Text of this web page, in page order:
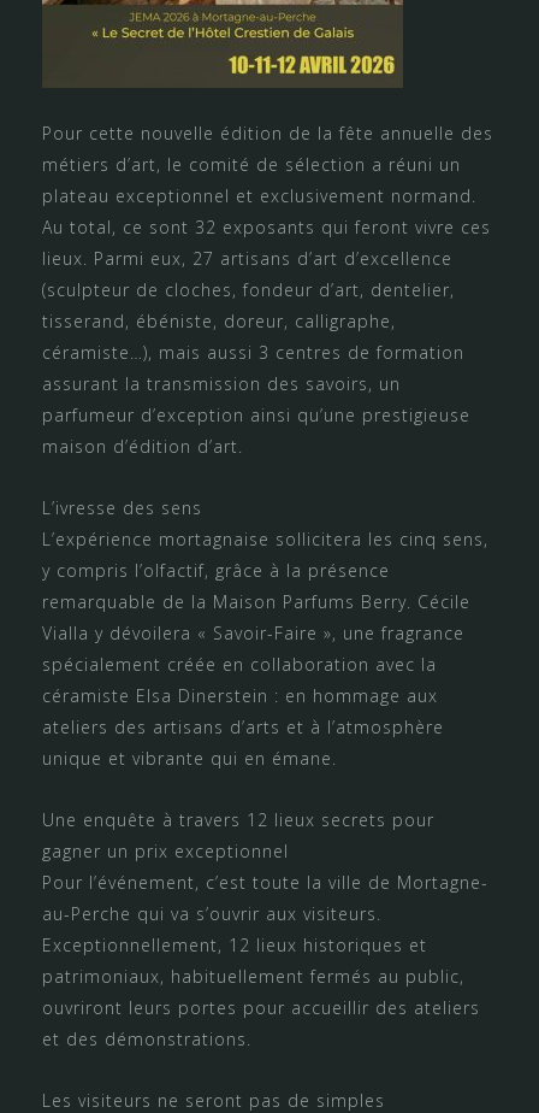
Pour cette nouvelle édition de la fête annuelle des
métiers d’art, le comité de sélection a réuni un
plateau exceptionnel et exclusivement normand.
Au total, ce sont 32 exposants qui feront vivre ces
lieux. Parmi eux, 27 artisans d’art d’excellence
(sculpteur de cloches, fondeur d’art, dentelier,
tisserand, ébéniste, doreur, calligraphe,
céramiste…), mais aussi 3 centres de formation
assurant la transmission des savoirs, un
parfumeur d’exception ainsi qu’une prestigieuse
maison d’édition d’art.
L’ivresse des sens
L’expérience mortagnaise sollicitera les cinq sens,
y compris l’olfactif, grâce à la présence
remarquable de la Maison Parfums Berry. Cécile
Vialla y dévoilera « Savoir-Faire », une fragrance
spécialement créée en collaboration avec la
céramiste Elsa Dinerstein : en hommage aux
ateliers des artisans d’arts et à l’atmosphère
unique et vibrante qui en émane.
Une enquête à travers 12 lieux secrets pour
gagner un prix exceptionnel
Pour l’événement, c’est toute la ville de Mortagne-
au-Perche qui va s’ouvrir aux visiteurs.
Exceptionnellement, 12 lieux historiques et
patrimoniaux, habituellement fermés au public,
ouvriront leurs portes pour accueillir des ateliers
et des démonstrations.
Les visiteurs ne seront pas de simples